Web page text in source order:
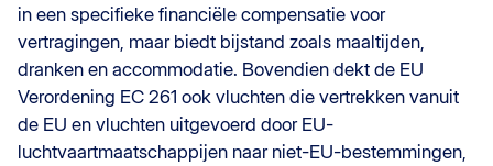
in een specifieke financiële compensatie voor
vertragingen, maar biedt bijstand zoals maaltijden,
dranken en accommodatie. Bovendien dekt de EU
Verordening EC 261 ook vluchten die vertrekken vanuit
de EU en vluchten uitgevoerd door EU-
luchtvaartmaatschappijen naar niet-EU-bestemmingen,